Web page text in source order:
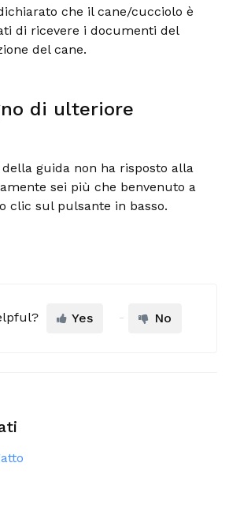
che il cane/cucciolo è
di ricevere i documenti del
del cane.
di ulteriore
guida non ha risposto alla
sei più che benvenuto a
clic sul pulsante in basso.
Yes No